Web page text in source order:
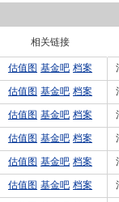
相关链接
估值图 基金吧 档案
估值图 基金吧 档案
估值图 基金吧 档案
估值图 基金吧 档案
估值图 基金吧 档案
估值图 基金吧 档案